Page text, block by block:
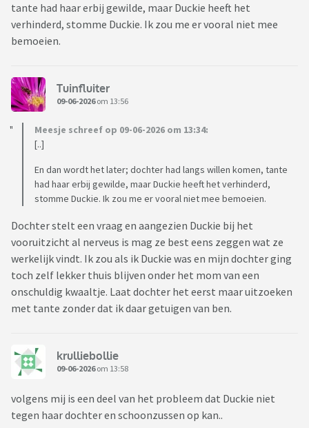
tante had haar erbij gewilde, maar Duckie heeft het
verhinderd, stomme Duckie. Ik zou me er vooral niet mee
bemoeien.
Tuinfluiter
09-06-2026om 13:56
Meesje schreef op 09-06-2026 om 13:34:
[..]
En dan wordt het later; dochter had langs willen komen, tante
had haar erbij gewilde, maar Duckie heeft het verhinderd,
stomme Duckie. Ik zou me er vooral niet mee bemoeien.
Dochter stelt een vraag en aangezien Duckie bij het
vooruitzicht al nerveus is mag ze best eens zeggen wat ze
werkelijk vindt. Ik zou als ik Duckie was en mijn dochter ging
toch zelf lekker thuis blijven onder het mom van een
onschuldig kwaaltje. Laat dochter het eerst maar uitzoeken
met tante zonder dat ik daar getuigen van ben.
krulliebollie
09-06-2026om 13:58
volgens mij is een deel van het probleem dat Duckie niet
tegen haar dochter en schoonzussen op kan..